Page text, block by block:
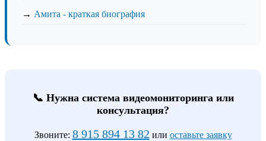
→ Амита - краткая биография
📞 Нужна система видеомониторинга или
консультация?
Звоните: 8 915 894 13 82 или оставьте заявку